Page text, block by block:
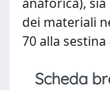
dei materiali
70 alla sestina
Scheda